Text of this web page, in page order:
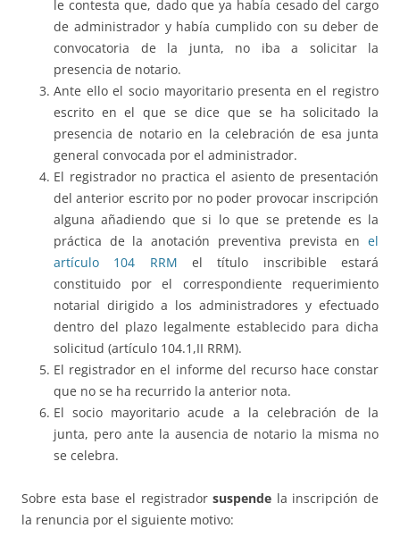
le contesta que, dado que ya había cesado del cargo
de administrador y había cumplido con su deber de
convocatoria de la junta, no iba a solicitar la
presencia de notario.
Ante ello el socio mayoritario presenta en el registro
escrito en el que se dice que se ha solicitado la
presencia de notario en la celebración de esa junta
general convocada por el administrador.
El registrador no practica el asiento de presentación
del anterior escrito por no poder provocar inscripción
alguna añadiendo que si lo que se pretende es la
práctica de la anotación preventiva prevista en el
artículo 104 RRM el título inscribible estará
constituido por el correspondiente requerimiento
notarial dirigido a los administradores y efectuado
dentro del plazo legalmente establecido para dicha
solicitud (artículo 104.1,II RRM).
El registrador en el informe del recurso hace constar
que no se ha recurrido la anterior nota.
El socio mayoritario acude a la celebración de la
junta, pero ante la ausencia de notario la misma no
se celebra.
Sobre esta base el registradorsuspende la inscripción de
la renuncia por el siguiente motivo: